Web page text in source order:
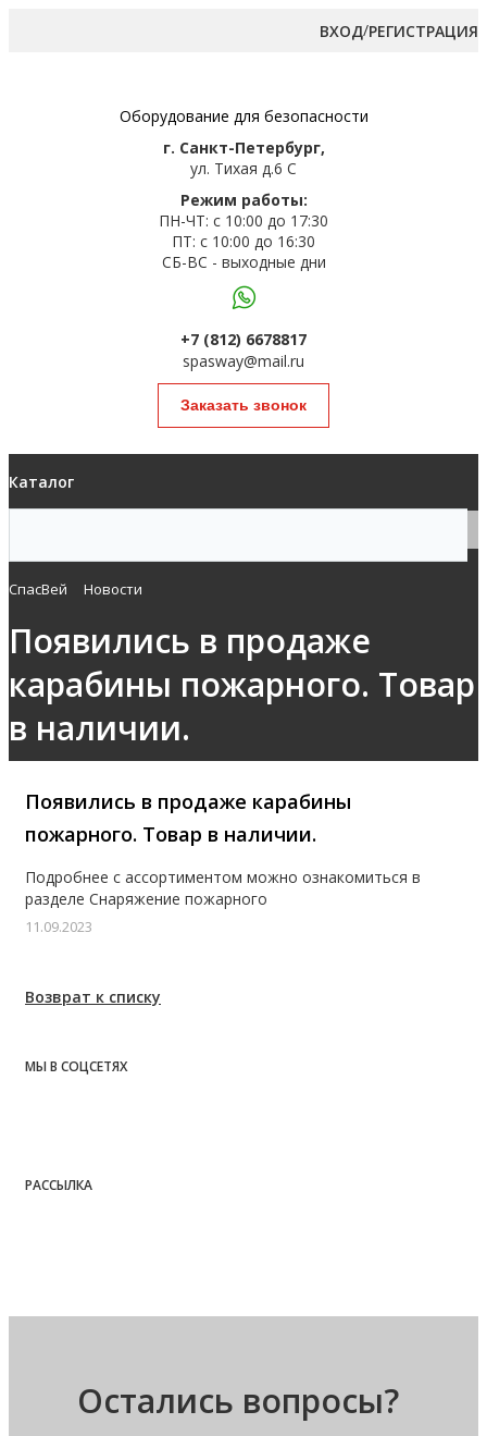
ВХОД/РЕГИСТРАЦИЯ
Оборудование для безопасности
г. Санкт-Петербург,
ул. Тихая д.6 С
Режим работы:
ПН-ЧТ: с 10:00 до 17:30
ПТ: с 10:00 до 16:30
СБ-ВС - выходные дни
+7 (812) 6678817
spasway@mail.ru
Заказать звонок
Каталог
СпасВей Новости
Появились в продаже
карабины пожарного. Товар
в наличии.
Появились в продаже карабины
пожарного. Товар в наличии.
Подробнее с ассортиментом можно ознакомиться в
разделе Снаряжение пожарного
11.09.2023
Возврат к списку
МЫ В СОЦСЕТЯХ
РАССЫЛКА
Остались вопросы?